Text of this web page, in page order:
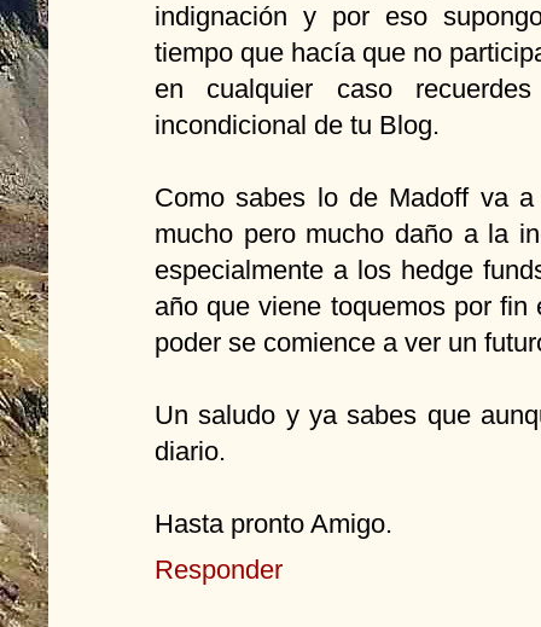
indignación y por eso
tiempo que hacía que no
en cualquier caso
incondicional de tu Blog.
Como sabes lo de Madoff va
mucho pero mucho daño a la
especialmente a los hedge
año que viene toquemos por
poder se comience a ver un
Un saludo y ya sabes que
diario.
Hasta pronto Amigo.
Responder